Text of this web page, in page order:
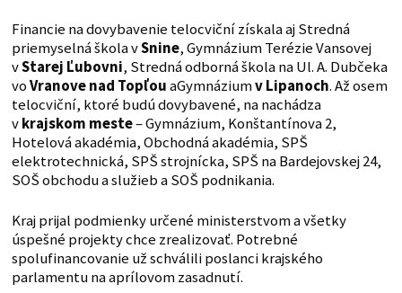
Financie na dovybavenie telocviční získala aj Stredná
priemyselná škola vSnine, Gymnázium Terézie Vansovej
vStarej Ľubovni, Stredná odborná škola na Ul. A. Dubčeka
voVranove nad TopľouaGymnáziumv Lipanoch. Až osem
telocviční, ktoré budú dovybavené, na nachádza
vkrajskom meste– Gymnázium, Konštantínova 2,
Hotelová akadémia, Obchodná akadémia, SPŠ
elektrotechnická, SPŠ strojnícka, SPŠ na Bardejovskej 24,
SOŠ obchodu a služieb a SOŠ podnikania.
Kraj prijal podmienky určené ministerstvom a všetky
úspešné projekty chce zrealizovať. Potrebné
spolufinancovanie už schválili poslanci krajského
parlamentu na aprílovom zasadnutí.